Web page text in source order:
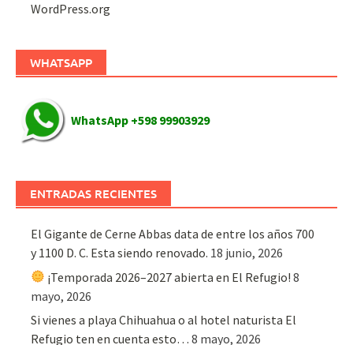
WordPress.org
WHATSAPP
WhatsApp +598 99903929
ENTRADAS RECIENTES
El Gigante de Cerne Abbas data de entre los años 700
y 1100 D. C. Esta siendo renovado. 18 junio, 2026
¡Temporada 2026–2027 abierta en El Refugio! 8
mayo, 2026
Si vienes a playa Chihuahua o al hotel naturista El
Refugio ten en cuenta esto… 8 mayo, 2026